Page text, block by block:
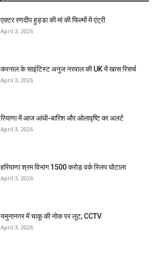
एक्टर रणदीप हुड्डा की मां की फिल्मों में एंट्री
April 3, 2026
करनाल के साइंटिस्ट अनुज नरवाल की UK में खास रिसर्च
April 3, 2026
रियाणा में आज आंधी-बारिश और ओलावृष्टि का अलर्ट
April 3, 2026
हरियाणा श्रम विभाग 1500 करोड़ वर्क स्लिप घोटाला
April 3, 2026
यमुनानगर में चाकू की नोक पर लूट, CCTV
April 3, 2026